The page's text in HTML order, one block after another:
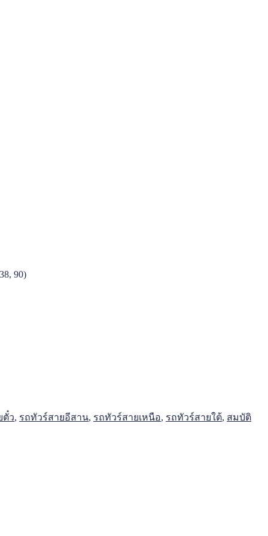
90)
ตั๋ว, รถทัวร์สายอีสาน, รถทัวร์สายเหนือ, รถทัวร์สายใต้, สมบัติ